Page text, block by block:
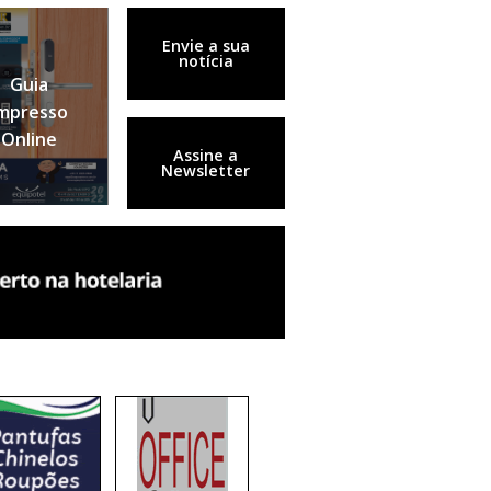
Guia
Online
Envie a sua
notícia
Assine a
Newsletter